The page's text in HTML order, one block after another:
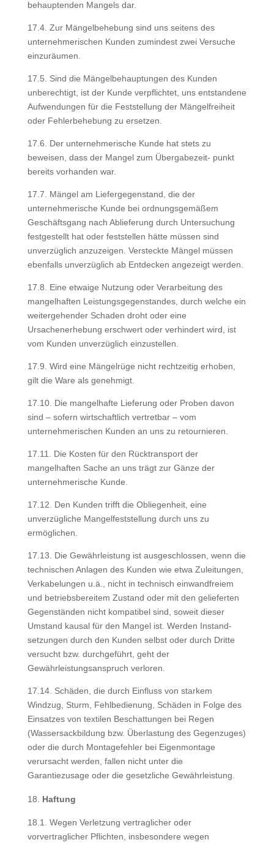
behauptenden Mangels dar.
17.4. Zur Mängelbehebung sind uns seitens des
unternehmerischen Kunden zumindest zwei Versuche
einzuräumen.
17.5. Sind die Mängelbehauptungen des Kunden
unberechtigt, ist der Kunde verpflichtet, uns entstandene
Aufwendungen für die Feststellung der Mängelfreiheit
oder Fehlerbehebung zu ersetzen.
17.6. Der unternehmerische Kunde hat stets zu
beweisen, dass der Mangel zum Übergabezeit- punkt
bereits vorhanden war.
17.7. Mängel am Liefergegenstand, die der
unternehmerische Kunde bei ordnungsgemäßem
Geschäftsgang nach Ablieferung durch Untersuchung
festgestellt hat oder feststellen hätte müssen sind
unverzüglich anzuzeigen. Versteckte Mängel müssen
ebenfalls unverzüglich ab Entdecken angezeigt werden.
17.8. Eine etwaige Nutzung oder Verarbeitung des
mangelhaften Leistungsgegenstandes, durch welche ein
weitergehender Schaden droht oder eine
Ursachenerhebung erschwert oder verhindert wird, ist
vom Kunden unverzüglich einzustellen.
17.9. Wird eine Mängelrüge nicht rechtzeitig erhoben,
gilt die Ware als genehmigt.
17.10. Die mangelhafte Lieferung oder Proben davon
sind – sofern wirtschaftlich vertretbar – vom
unternehmerischen Kunden an uns zu retournieren.
17.11. Die Kosten für den Rücktransport der
mangelhaften Sache an uns trägt zur Gänze der
unternehmerische Kunde.
17.12. Den Kunden trifft die Obliegenheit, eine
unverzügliche Mangelfeststellung durch uns zu
ermöglichen.
17.13. Die Gewährleistung ist ausgeschlossen, wenn die
technischen Anlagen des Kunden wie etwa Zuleitungen,
Verkabelungen u.ä., nicht in technisch einwandfreiem
und betriebsbereitem Zustand oder mit den gelieferten
Gegenständen nicht kompatibel sind, soweit dieser
Umstand kausal für den Mangel ist. Werden Instand-
setzungen durch den Kunden selbst oder durch Dritte
versucht bzw. durchgeführt, geht der
Gewährleistungsanspruch verloren.
17.14. Schäden, die durch Einfluss von starkem
Windzug, Sturm, Fehlbedienung, Schäden in Folge des
Einsatzes von textilen Beschattungen bei Regen
(Wassersackbildung bzw. Überlastung des Gegenzuges)
oder die durch Montagefehler bei Eigenmontage
verursacht werden, fallen nicht unter die
Garantiezusage oder die gesetzliche Gewährleistung.
Haftung
18.1. Wegen Verletzung vertraglicher oder
vorvertraglicher Pflichten, insbesondere wegen